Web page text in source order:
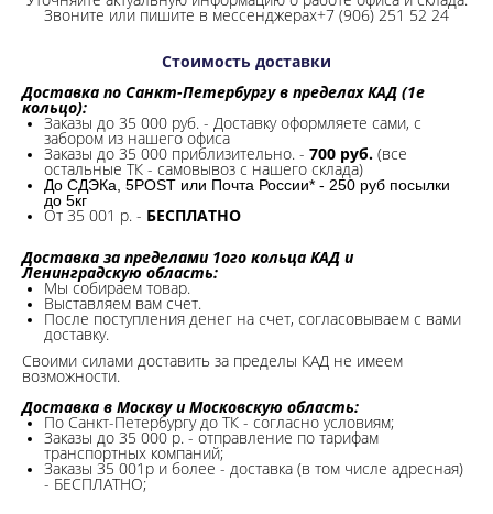
Звоните или пишите в мессенджерах+7 (906) 251 52 24
Стоимость доставки
Доставка по Санкт-Петербургу в пределах КАД (1е
кольцо):
Заказы до 35 000 руб. - Доставку оформляете сами, с
забором из нашего офиса
Заказы до 35 000 приблизительно. - 700 руб. (все
остальные ТК - самовывоз с нашего склада)
До СДЭКа, 5POST или Почта России* - 250 руб посылки
до 5кг
От 35 001 р. - БЕСПЛАТНО
Доставка за пределами 1ого кольца КАД и
Ленинградскую область:
Мы собираем товар.
Выставляем вам счет.
После поступления денег на счет, согласовываем с вами
доставку.
Своими силами доставить за пределы КАД не имеем
возможности.​
Доставка в Москву и Московскую область:
По Санкт-Петербургу до ТК - согласно условиям;
Заказы до 35 000 р. - отправление по тарифам
транспортных компаний;
Заказы 35 001р и более - доставка (в том числе адресная)
- БЕСПЛАТНО;